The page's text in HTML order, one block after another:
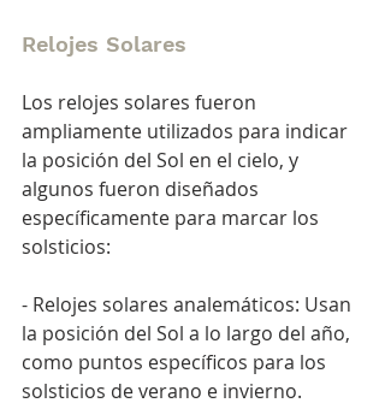
Relojes Solares
Los relojes solares fueron
ampliamente utilizados para indicar
la posición del Sol en el cielo, y
algunos fueron diseñados
específicamente para marcar los
solsticios:
- Relojes solares analemáticos: Usan
la posición del Sol a lo largo del año,
como puntos específicos para los
solsticios de verano e invierno.